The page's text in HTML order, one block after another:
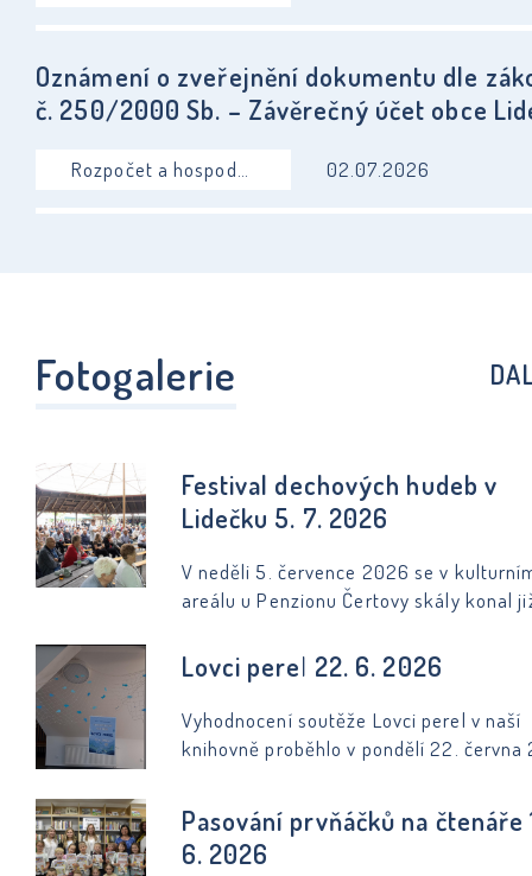
Oznámení o zveřejnění dokumentu dle
č. 250/2000 Sb. – Závěrečný účet obce
02.07.2026
Fotogalerie
Festival dechových hudeb v
Lidečku 5. 7. 2026
V neděli 5. července 2026 se v
areálu u Penzionu Čertovy skály konal
Návštěvníci si mohli vychutnat
dechových hudeb Lieskovanka (SK),
domácí Lidečanka a Muzikanti L.
Celým odpolednem provázel Antonín
Lovci perel 22. 6. 2026
Vyhodnocení soutěže Lovci perel v naší
knihovně proběhlo v pondělí 22. června
projekt pro děti, který motivuje k četbě,
pracovat s textem a vyhledávat
Především však nabízí atraktivní a
Pasování prvňáčků na čtenáře
6. 2026